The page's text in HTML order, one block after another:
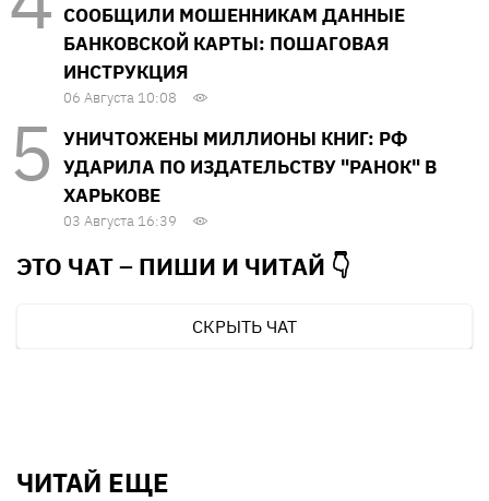
СООБЩИЛИ МОШЕННИКАМ ДАННЫЕ
БАНКОВСКОЙ КАРТЫ: ПОШАГОВАЯ
ИНСТРУКЦИЯ
06 Августа 10:08
УНИЧТОЖЕНЫ МИЛЛИОНЫ КНИГ: РФ
УДАРИЛА ПО ИЗДАТЕЛЬСТВУ "РАНОК" В
ХАРЬКОВЕ
03 Августа 16:39
ЭТО ЧАТ – ПИШИ И ЧИТАЙ 👇
СКРЫТЬ ЧАТ
ЧИТАЙ ЕЩЕ